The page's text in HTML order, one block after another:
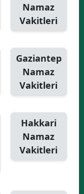
Namaz
Vakitleri
Gaziantep
Namaz
Vakitleri
Hakkari
Namaz
Vakitleri